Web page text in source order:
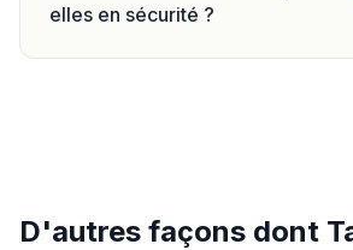
elles en sécurité ?
D'autres façons dont